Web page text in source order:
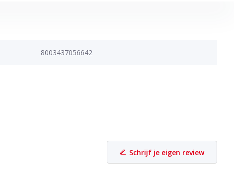
8003437056642
Schrijf je eigen review